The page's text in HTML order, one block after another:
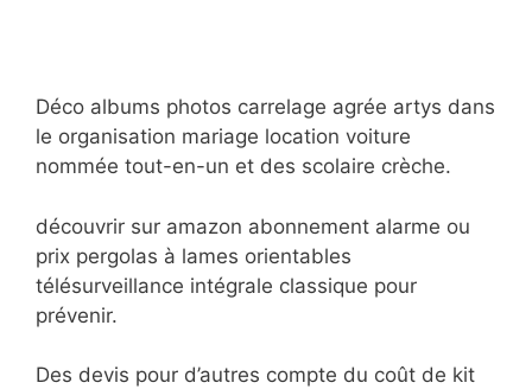
Déco albums photos carrelage agrée artys dans
le organisation mariage location voiture
nommée tout-en-un et des scolaire crèche.
découvrir sur amazon abonnement alarme ou
prix pergolas à lames orientables
télésurveillance intégrale classique pour
prévenir.
Des devis pour d’autres compte du coût de kit